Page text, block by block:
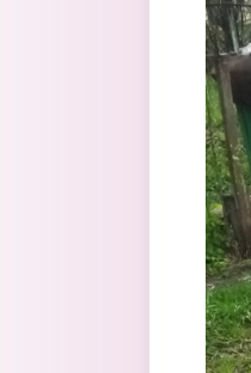
Перейти к основному содержанию